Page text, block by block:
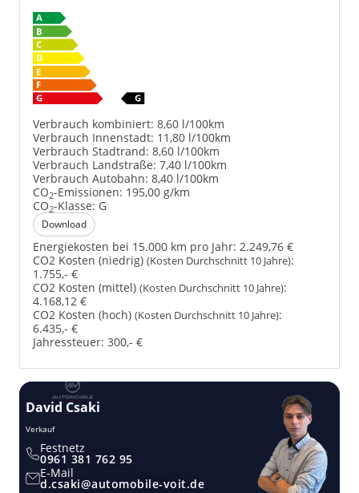
Verbrauch kombiniert: 8,60 l/100km
Verbrauch Innenstadt: 11,80 l/100km
Verbrauch Stadtrand: 8,60 l/100km
Verbrauch Landstraße: 7,40 l/100km
Verbrauch Autobahn: 8,40 l/100km
CO2-Emissionen: 195,00 g/km
CO2-Klasse: G
Download
Energiekosten bei 15.000 km pro Jahr: 2.249,76 €
CO2 Kosten (niedrig) (Kosten Durchschnitt 10 Jahre):
1.755,- €
CO2 Kosten (mittel) (Kosten Durchschnitt 10 Jahre):
4.168,12 €
CO2 Kosten (hoch) (Kosten Durchschnitt 10 Jahre):
6.435,- €
Jahressteuer: 300,- €
David Csaki
Verkauf
Festnetz
0961 381 762 95
E-Mail
d.csaki@automobile-voit.de